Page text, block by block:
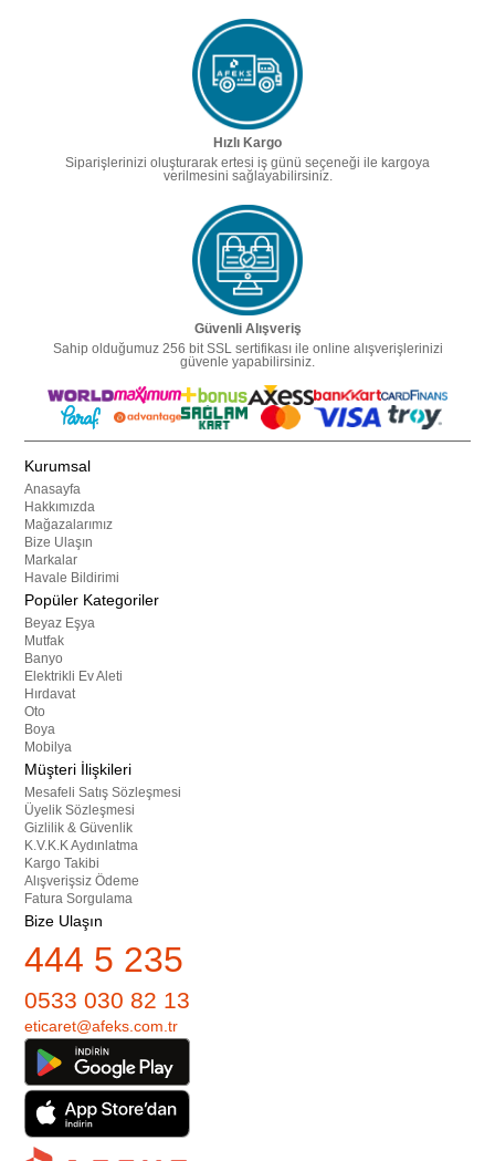
Hızlı Kargo
Siparişlerinizi oluşturarak ertesi iş günü seçeneği ile kargoya
verilmesini sağlayabilirsiniz.
Güvenli Alışveriş
Sahip olduğumuz 256 bit SSL sertifikası ile online alışverişlerinizi
güvenle yapabilirsiniz.
Kurumsal
Anasayfa
Hakkımızda
Mağazalarımız
Bize Ulaşın
Markalar
Havale Bildirimi
Popüler Kategoriler
Beyaz Eşya
Mutfak
Banyo
Elektrikli Ev Aleti
Hırdavat
Oto
Boya
Mobilya
Müşteri İlişkileri
Mesafeli Satış Sözleşmesi
Üyelik Sözleşmesi
Gizlilik & Güvenlik
K.V.K.K Aydınlatma
Kargo Takibi
Alışverişsiz Ödeme
Fatura Sorgulama
Bize Ulaşın
444 5 235
0533 030 82 13
eticaret@afeks.com.tr